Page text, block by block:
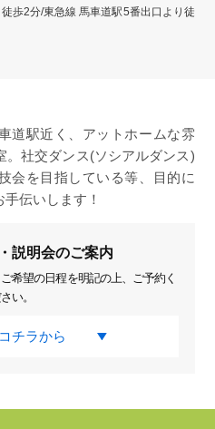
歩2分/東急線 馬車道駅5番出口より徒
道駅近く、アットホームな雰
。社交ダンス(ソシアルダンス)
会を目指している等、目的に
伝いします！
説明会のご案内
希望の日程を明記の上、ご予約く
い。
チラから